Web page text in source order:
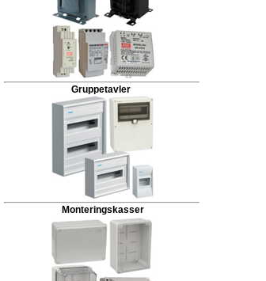
Gruppetavler
Monteringskasser